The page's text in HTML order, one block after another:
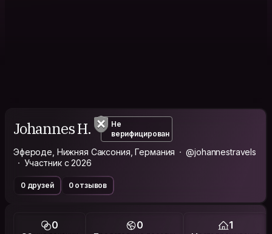
Johannes H.
Не
верифицирован
Эфероде, Нижняя Саксония, Германия
@johannestravels
Участник с 2026
0 друзей 0 отзывов
0 0 1